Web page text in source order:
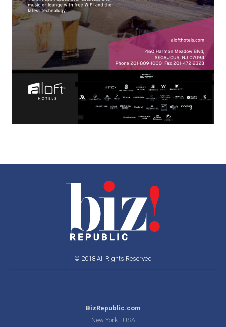
© 2018 All Rights Reserved
BizRepublic.com
New York - USA